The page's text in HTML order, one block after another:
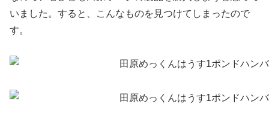
いました。すると、こんなものを見つけてしまったので
す。